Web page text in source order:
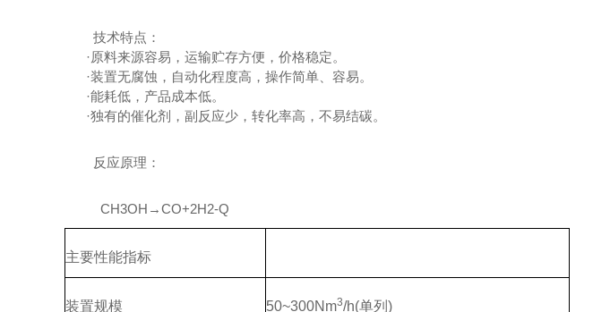
技术特点：
·原料来源容易，运输贮存方便，价格稳定。
·装置无腐蚀，自动化程度高，操作简单、容易。
·能耗低，产品成本低。
·独有的催化剂，副反应少，转化率高，不易结碳。
反应原理：
CH3OH→CO+2H2-Q
主要性能指标
装置规模 50~300Nm3/h(单列 )